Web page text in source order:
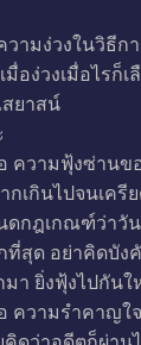
ามง่วงในวิธีก
อง่วงเมื่อไรก็
ยาสน์
วามฟุ้งซ่านข
กเกินไปจนเค
ดกฎเกณฑ์ว่าวั
ที่สุด อย่าคิดบัง
า ยิ่งฟุ้งไปกัน
ความรำคาญใ